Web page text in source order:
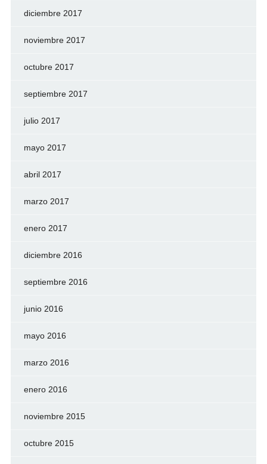
diciembre 2017
noviembre 2017
octubre 2017
septiembre 2017
julio 2017
mayo 2017
abril 2017
marzo 2017
enero 2017
diciembre 2016
septiembre 2016
junio 2016
mayo 2016
marzo 2016
enero 2016
noviembre 2015
octubre 2015